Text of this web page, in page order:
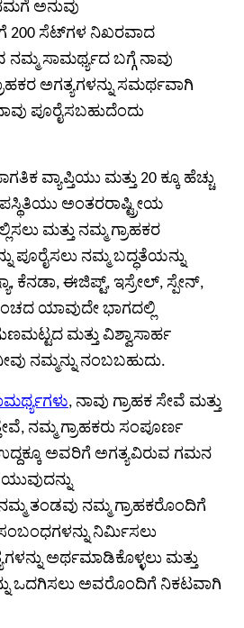
ಅನುವು
200 ಸೆಟ್‌ಗಳ ನಿಖರವಾದ
ನಮ್ಮ ಸಾಮರ್ಥ್ಯದ ಬಗ್ಗೆ ನಾವು
ಅಗತ್ಯಗಳನ್ನು ಸಮರ್ಥವಾಗಿ
ಪೂರೈಸಬಹುದೆಂದು
ವ್ಯಾಪ್ತಿಯು ಮತ್ತು 20 ಕ್ಕೂ ಹೆಚ್ಚು
ಅಂತರರಾಷ್ಟ್ರೀಯ
ಮತ್ತು ನಮ್ಮ ಗ್ರಾಹಕರ
ಪೂರೈಸಲು ನಮ್ಮ ಬದ್ಧತೆಯನ್ನು
ಕೆನಡಾ, ಈಜಿಪ್ಟ್, ಇಸ್ರೇಲ್, ಸ್ಪೇನ್,
ಯಾವುದೇ ಭಾಗದಲ್ಲಿ
ಮತ್ತು ವಿಶ್ವಾಸಾರ್ಹ
ನಮ್ಮನ್ನು ನಂಬಬಹುದು.
, ನಾವು ಗ್ರಾಹಕ ಸೇವೆ ಮತ್ತು
ನಮ್ಮ ಗ್ರಾಹಕರು ಸಂಪೂರ್ಣ
ಅವರಿಗೆ ಅಗತ್ಯವಿರುವ ಗಮನ
ತಂಡವು ನಮ್ಮ ಗ್ರಾಹಕರೊಂದಿಗೆ
ನಿರ್ಮಿಸಲು
ಅರ್ಥಮಾಡಿಕೊಳ್ಳಲು ಮತ್ತು
ಒದಗಿಸಲು ಅವರೊಂದಿಗೆ ನಿಕಟವಾಗಿ